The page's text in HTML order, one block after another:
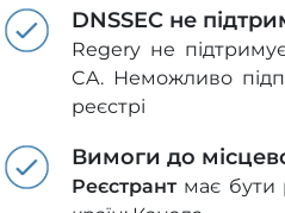
DNSSEC не
Regery не
CA. Неможливо
реєстрі
Вимоги до
Реєстрантмає бути